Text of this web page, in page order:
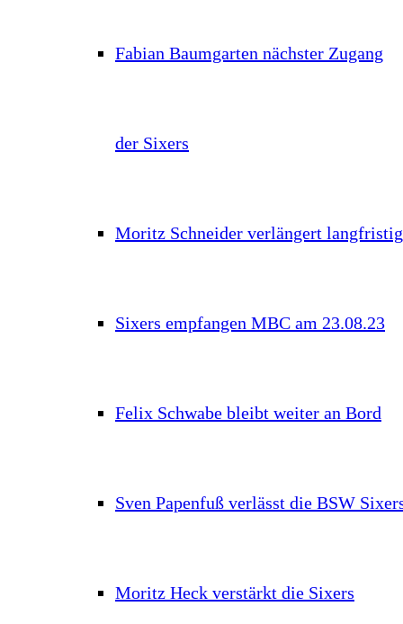
Fabian Baumgarten nächster Zugang
der Sixers
Moritz Schneider verlängert langfristig
Sixers empfangen MBC am 23.08.23
Felix Schwabe bleibt weiter an Bord
Sven Papenfuß verlässt die BSW
Moritz Heck verstärkt die Sixers